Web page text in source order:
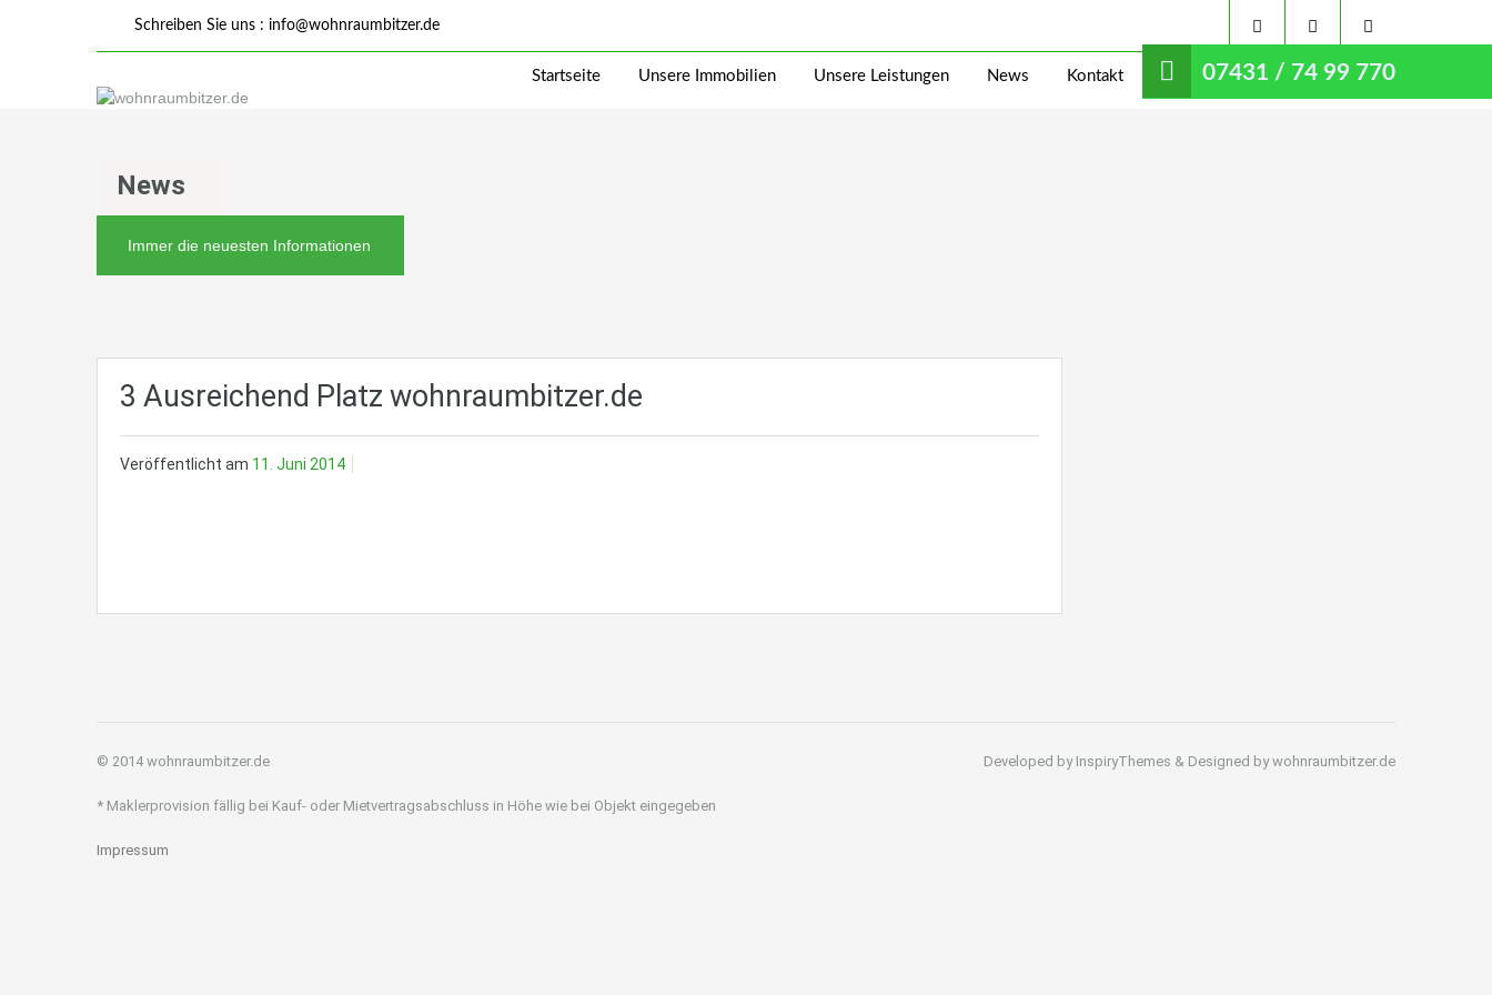
Schreiben Sie uns : info@wohnraumbitzer.de
07431 / 74 99 770
Startseite Unsere Immobilien Unsere Leistungen News Kontakt
News
Immer die neuesten Informationen
3 Ausreichend Platz wohnraumbitzer.de
Veröffentlicht am 11. Juni 2014
© 2014 wohnraumbitzer.de
* Maklerprovision fällig bei Kauf- oder Mietvertragsabschluss in Höhe wie bei Objekt eingegeben
Impressum
Developed by InspiryThemes & Designed by wohnraumbitzer.de